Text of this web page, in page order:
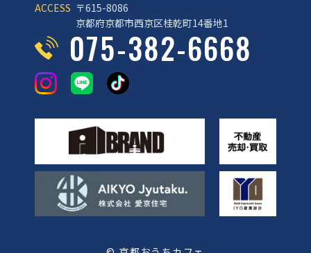
ACCESS 〒615-8086
京都府京都市西京区桂乾町14番地1
075-382-6668